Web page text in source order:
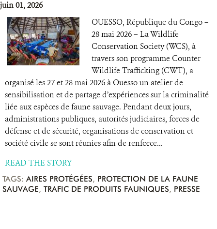
juin 01, 2026
OUESSO, République du Congo –
28 mai 2026 – La Wildlife
Conservation Society (WCS), à
travers son programme Counter
Wildlife Trafficking (CWT), a
organisé les 27 et 28 mai 2026 à Ouesso un atelier de
sensibilisation et de partage d’expériences sur la criminalité
liée aux espèces de faune sauvage. Pendant deux jours,
administrations publiques, autorités judiciaires, forces de
défense et de sécurité, organisations de conservation et
société civile se sont réunies afin de renforce...
READ THE STORY
TAGS: AIRES PROTÉGÉES, PROTECTION DE LA FAUNE
SAUVAGE, TRAFIC DE PRODUITS FAUNIQUES, PRESSE